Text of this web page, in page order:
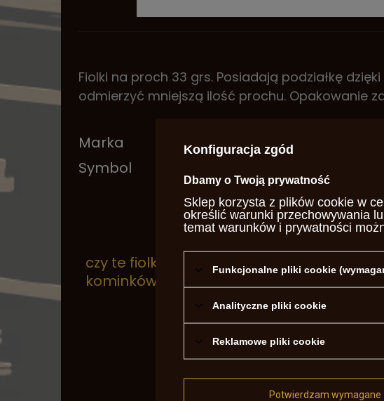
Fiolki na proch 33 grs. Posiadają podziałkę
odmierzyć mniejszą ilość prochu. Opakowanie
Marka
Saguaro-Arms
Symbol
czy te fiolki 33grain będą dobre do
kominków Remington / Uberti
Konfiguracja zgód
Dbamy o Twoją prywatność
Sklep korzysta z plików cookie w
określić warunki przechowywania
temat warunków i prywatności
Funkcjonalne pliki cookie
Analityczne pliki cookie
Reklamowe pliki cookie
Potwierdzam wymagane